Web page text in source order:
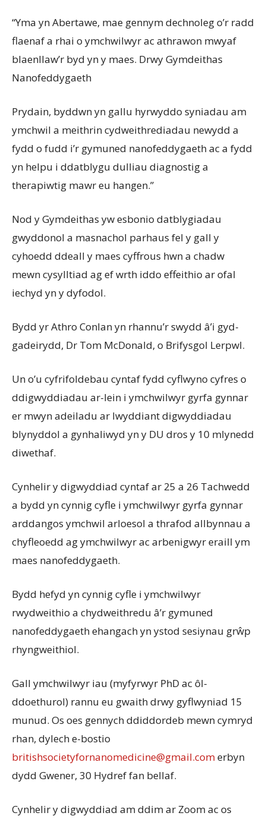
“Yma yn Abertawe, mae gennym dechnoleg o’r radd
flaenaf a rhai o ymchwilwyr ac athrawon mwyaf
blaenllaw’r byd yn y maes. Drwy Gymdeithas
Nanofeddygaeth
Prydain, byddwn yn gallu hyrwyddo syniadau am
ymchwil a meithrin cydweithrediadau newydd a
fydd o fudd i’r gymuned nanofeddygaeth ac a fydd
yn helpu i ddatblygu dulliau diagnostig a
therapiwtig mawr eu hangen.”
Nod y Gymdeithas yw esbonio datblygiadau
gwyddonol a masnachol parhaus fel y gall y
cyhoedd ddeall y maes cyffrous hwn a chadw
mewn cysylltiad ag ef wrth iddo effeithio ar ofal
iechyd yn y dyfodol.
Bydd yr Athro Conlan yn rhannu’r swydd â’i gyd-
gadeirydd, Dr Tom McDonald, o Brifysgol Lerpwl.
Un o’u cyfrifoldebau cyntaf fydd cyflwyno cyfres o
ddigwyddiadau ar-lein i ymchwilwyr gyrfa gynnar
er mwyn adeiladu ar lwyddiant digwyddiadau
blynyddol a gynhaliwyd yn y DU dros y 10 mlynedd
diwethaf.
Cynhelir y digwyddiad cyntaf ar 25 a 26 Tachwedd
a bydd yn cynnig cyfle i ymchwilwyr gyrfa gynnar
arddangos ymchwil arloesol a thrafod allbynnau a
chyfleoedd ag ymchwilwyr ac arbenigwyr eraill ym
maes nanofeddygaeth.
Bydd hefyd yn cynnig cyfle i ymchwilwyr
rwydweithio a chydweithredu â’r gymuned
nanofeddygaeth ehangach yn ystod sesiynau grŵp
rhyngweithiol.
Gall ymchwilwyr iau (myfyrwyr PhD ac ôl-
ddoethurol) rannu eu gwaith drwy gyflwyniad 15
munud. Os oes gennych ddiddordeb mewn cymryd
rhan, dylech e-bostio
britishsocietyfornanomedicine@gmail.comerbyn
dydd Gwener, 30 Hydref fan bellaf.
Cynhelir y digwyddiad am ddim ar Zoom ac os